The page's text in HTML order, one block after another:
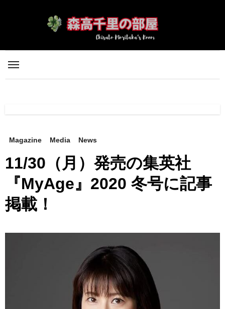
ス
Magazine Media News
11/30（月）発売の集英社
『MyAge』2020 冬号に記事
掲載！